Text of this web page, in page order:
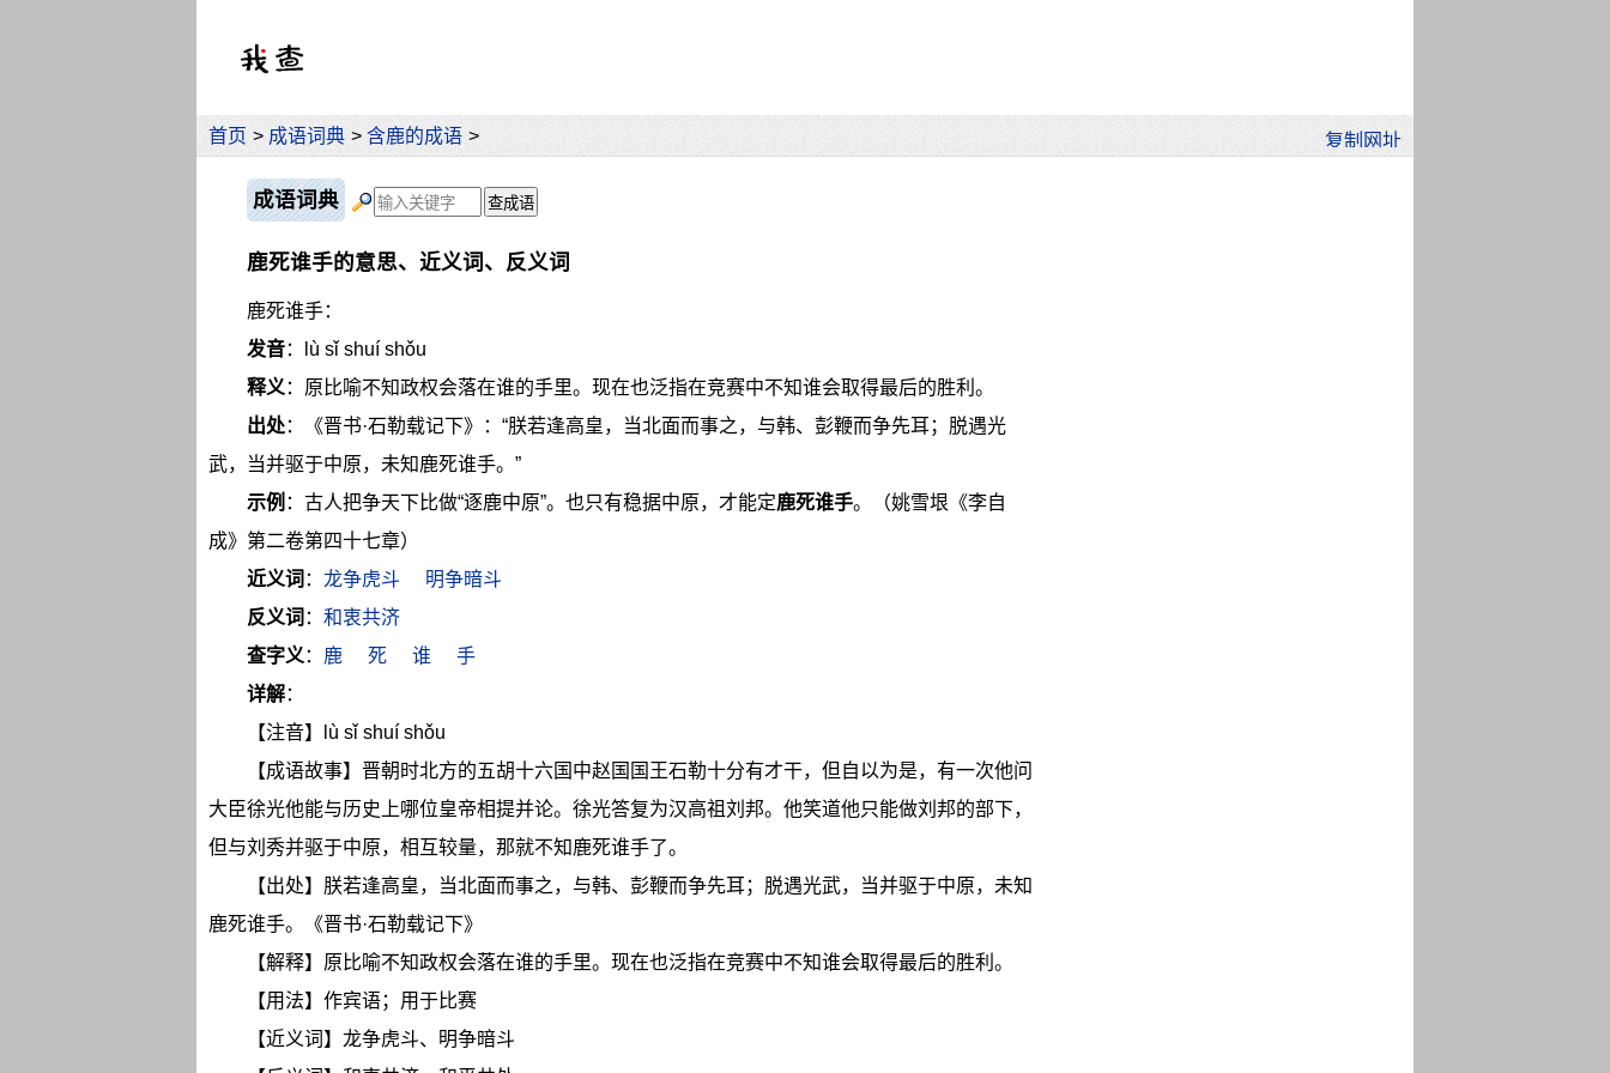
首页 > 成语词典 > 含鹿的成语 >
成语词典
鹿死谁手的意思、近义词、反义词
鹿死谁手：
发音：lù sǐ shuí shǒu
释义：原比喻不知政权会落在谁的手里。现在也泛指在竞赛中不知谁会取得最后的胜利。
出处：《晋书·石勒载记下》：“朕若逢高皇，当北面而事之，与韩、彭鞭而争先耳；脱遇光
武，当并驱于中原，未知鹿死谁手。”
示例 ：古人把争天下比做“逐鹿中原”。也只有稳据中原，才能定鹿死谁手。（姚雪垠《李自
成》第二卷第四十七章）
近义词 ： 龙争虎斗
明争暗斗
反义词 ： 和衷共济
查字义： 鹿 死 谁
手
详解：
【注音】lù sǐ shuí shǒu
【成语故事】晋朝时北方的五胡十六国中赵国国王石勒十分有才干，但自以为是，有一次他问
大臣徐光他能与历史上哪位皇帝相提并论。徐光答复为汉高祖刘邦。他笑道他只能做刘邦的部下，
但与刘秀并驱于中原，相互较量，那就不知鹿死谁手了。
【出处】朕若逢高皇，当北面而事之，与韩、彭鞭而争先耳；脱遇光武，当并驱于中原，未知
鹿死谁手。《晋书·石勒载记下》
【解释】原比喻不知政权会落在谁的手里。现在也泛指在竞赛中不知谁会取得最后的胜利。
【用法】作宾语；用于比赛
【近义词】龙争虎斗、明争暗斗